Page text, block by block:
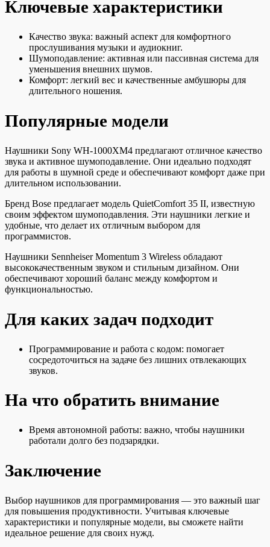
Ключевые характеристики
Качество звука: важный аспект для комфортного
прослушивания музыки и аудиокниг.
Шумоподавление: активная или пассивная система для
уменьшения внешних шумов.
Комфорт: легкий вес и качественные амбушюры для
длительного ношения.
Популярные модели
Наушники Sony WH-1000XM4 предлагают отличное качество
звука и активное шумоподавление. Они идеально подходят
для работы в шумной среде и обеспечивают комфорт даже при
длительном использовании.
Бренд Bose предлагает модель QuietComfort 35 II, известную
своим эффектом шумоподавления. Эти наушники легкие и
удобные, что делает их отличным выбором для
программистов.
Наушники Sennheiser Momentum 3 Wireless обладают
высококачественным звуком и стильным дизайном. Они
обеспечивают хороший баланс между комфортом и
функциональностью.
Для каких задач подходит
Программирование и работа с кодом: помогает
сосредоточиться на задаче без лишних отвлекающих
звуков.
На что обратить внимание
Время автономной работы: важно, чтобы наушники
работали долго без подзарядки.
Заключение
Выбор наушников для программирования — это важный шаг
для повышения продуктивности. Учитывая ключевые
характеристики и популярные модели, вы сможете найти
идеальное решение для своих нужд.